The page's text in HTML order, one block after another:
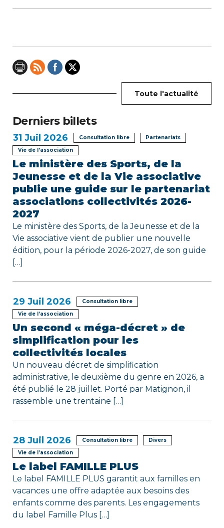
t
o
n
d
e
l
’
a
r
t
i
c
l
Toute l'actualité
Derniers billets
31 Juil 2026 Consultation libre
Partenariats
Vie de l’association
Le ministère des Sports, de la
Jeunesse et de la Vie associative
publie une guide sur le partenariat
associations collectivités 2026-
2027
Le ministère des Sports, de la Jeunesse et de la
Vie associative vient de publier une nouvelle
édition, pour la période 2026-2027, de son guide
[…]
29 Juil 2026
Consultation libre
Vie de l’association
Un second « méga-décret » de
simplification pour les
collectivités locales
Un nouveau décret de simplification
administrative, le deuxième du genre en 2026, a
été publié le 28 juillet. Porté par Matignon, il
rassemble une trentaine […]
28 Juil 2026 Consultation libre
Divers
Vie de l’association
Le label FAMILLE PLUS
Le label FAMILLE PLUS garantit aux familles en
vacances une offre adaptée aux besoins des
enfants comme des parents. Les engagements
du label Famille Plus […]